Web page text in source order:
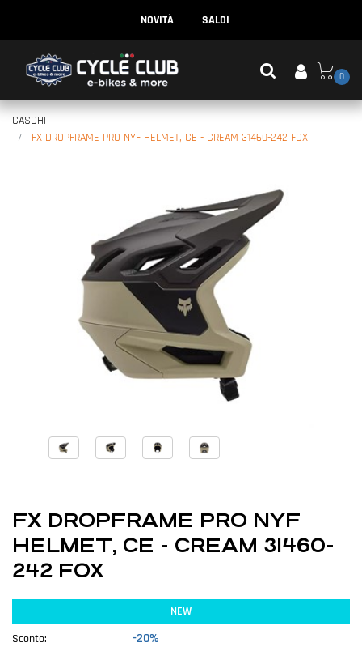
NOVITÀ SALDI
0
CASCHI
FX DROPFRAME PRO NYF HELMET, CE - CREAM 31460-242 FOX
FX DROPFRAME PRO NYF
HELMET, CE - CREAM 31460-
242 FOX
NEW
Sconto:
-20%